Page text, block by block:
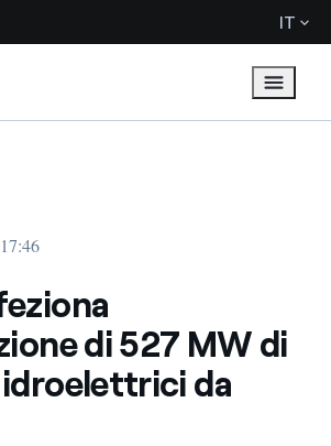
IT
di 527 MW di
da